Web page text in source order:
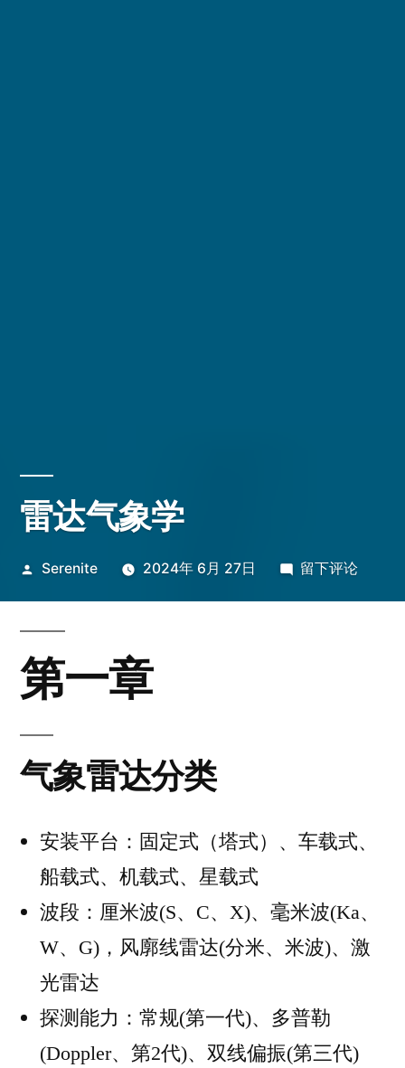
雷达气象学
发
Serenite 2024年 6月 27日
于
留下评论
第一章
气象雷达分类
安装平台：固定式（塔式）、车载式、
船载式、机载式、星载式
波段：厘米波(S、C、X)、毫米波(Ka、
W、G)，风廓线雷达(分米、米波)、激
光雷达
探测能力：常规(第一代)、多普勒
(Doppler、第2代)、双线偏振(第三代)